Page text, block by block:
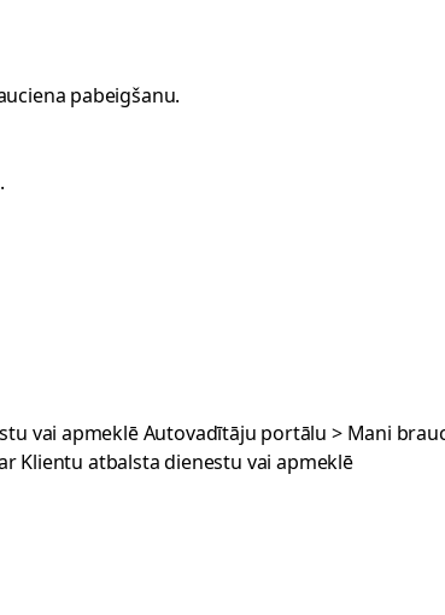
pabeigšanu.
vai apmeklēAutovadītāju portālu > Mani
Klientu atbalsta dienestu vai apmeklē